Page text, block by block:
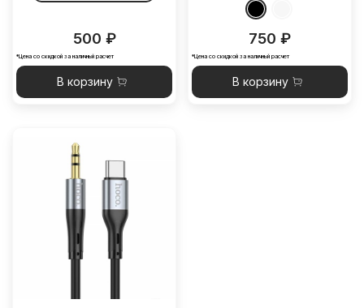
500 ₽
*Цена со скидкой за наличный расчет
В корзину
750 ₽
*Цена со скидкой за наличный расчет
В корзину